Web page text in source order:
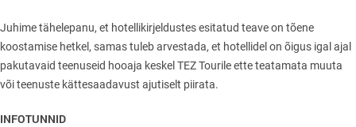
Juhime tähelepanu, et hotellikirjeldustes esitatud teave on tõene
koostamise hetkel, samas tuleb arvestada, et hotellidel on õigus igal ajal
pakutavaid teenuseid hooaja keskel TEZ Tourile ette teatamata muuta
või teenuste kättesaadavust ajutiselt piirata.
INFOTUNNID